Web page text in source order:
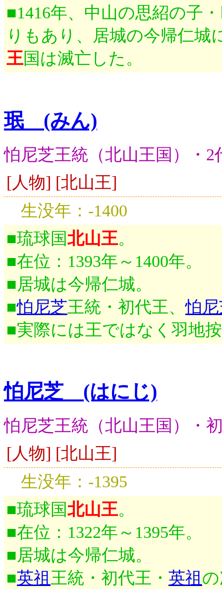
■1416年、中山の思紹の子
りもあり、居城の今帰仁城
王国は滅亡した。
珉 (みん)
怕尼芝王統（北山王国）・2
[人物] [北山王]
生没年：-1400
■琉球国北山王。
■在位：1393年～1400年。
■居城は今帰仁城。
■怕尼芝王統・初代王、怕
■実際には王ではなく羽地
怕尼芝 (はにじ)
怕尼芝王統（北山王国）・
[人物] [北山王]
生没年：-1395
■琉球国北山王。
■在位：1322年～1395年。
■居城は今帰仁城。
■英祖 王統・初代王・ 英祖